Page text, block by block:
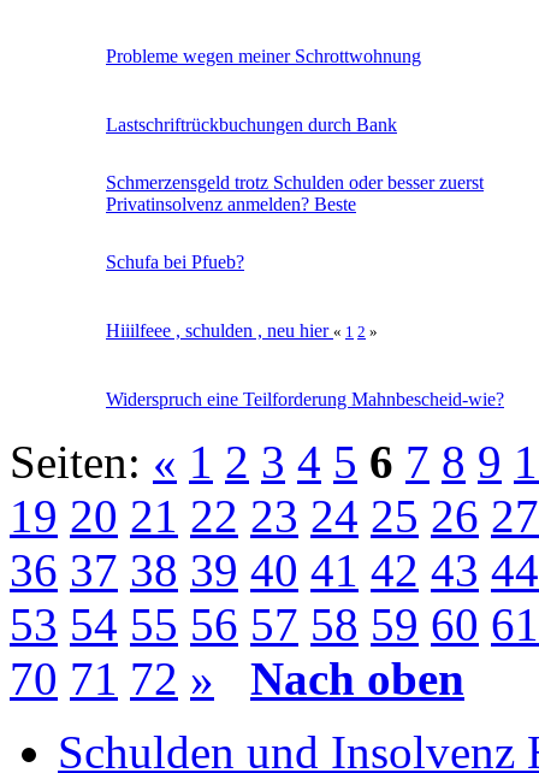
Probleme wegen meiner Schrottwohnung
Lastschriftrückbuchungen durch Bank
Schmerzensgeld trotz Schulden oder besser zuerst
Privatinsolvenz anmelden? Beste
Schufa bei Pfueb?
Hiiilfeee , schulden , neu hier « 1 2 »
Widerspruch eine Teilforderung Mahnbescheid-wie?
Seiten: « 1 2 3 4 5 6 7 8 9
19 20 21 22 23 24 25 26 27
36 37 38 39 40 41 42 43 44
53 54 55 56 57 58 59 60 61
70 71 72 »
Nach oben
Schulden und Insolvenz